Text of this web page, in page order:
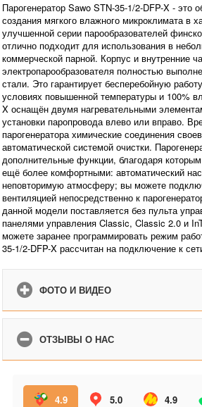
Парогенератор Sawo STN-35-1/2-DFP-X - это
создания мягкого влажного микроклимата в
улучшенной серии парообразователей
отлично подходит для использования в
коммерческой парной. Корпус и внутренние
электропарообразователя полностью
стали. Это гарантирует бесперебойную
условиях повышенной температуры и 100%
X оснащён двумя нагревательными
установки паропровода влево или вправо.
парогенератора химические соединения
автоматической системой очистки.
дополнительные функции, благодаря
ещё более комфортными: автоматический
неповторимую атмосферу; вы можете
вентиляцией непосредственно к
данной модели поставляется без пульта
панелями управления Classic, Classic 2.0 и
можете заранее программировать режим
35-1/2-DFP-X рассчитан на подключение к
ФОТО И ВИДЕО
ОТЗЫВЫ О НАС
4.9 5.0 4.9